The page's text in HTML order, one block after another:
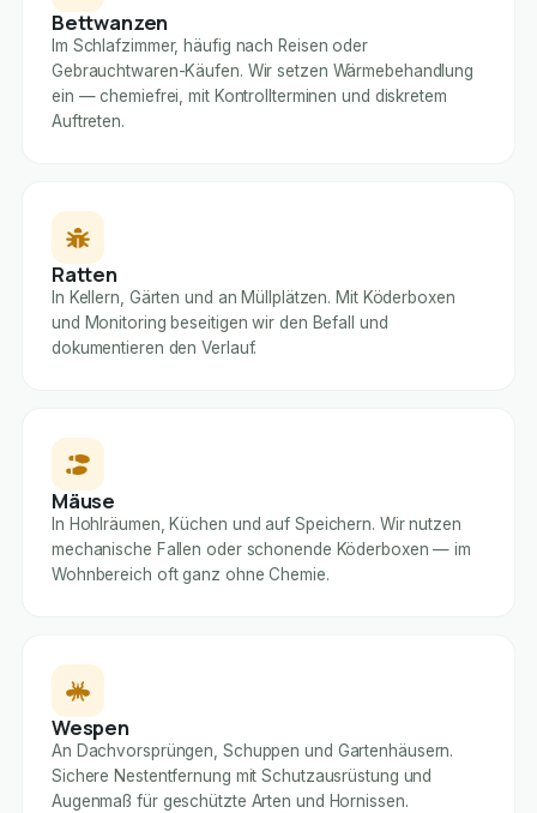
Bettwanzen
Im Schlafzimmer, häufig nach Reisen oder
Gebrauchtwaren-Käufen. Wir setzen Wärmebehandlung
ein — chemiefrei, mit Kontrollterminen und diskretem
Auftreten.
Ratten
In Kellern, Gärten und an Müllplätzen. Mit Köderboxen
und Monitoring beseitigen wir den Befall und
dokumentieren den Verlauf.
Mäuse
In Hohlräumen, Küchen und auf Speichern. Wir nutzen
mechanische Fallen oder schonende Köderboxen — im
Wohnbereich oft ganz ohne Chemie.
Wespen
An Dachvorsprüngen, Schuppen und Gartenhäusern.
Sichere Nestentfernung mit Schutzausrüstung und
Augenmaß für geschützte Arten und Hornissen.